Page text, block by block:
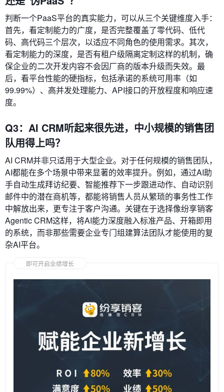
判断一个PaaS平台的真实能力，可以从三个关键维度入手：
首先，看定制能力的广度，是否完整覆盖了零代码、低代
码、高代码三个层次，以适应不同角色的使用需求。其次，
看定制能力的深度，是否有租户级隔离定制这样的机制，确
保企业的二次开发内容不会因厂商的版本升级而失效。最
后，看平台性能的硬指标，包括承诺的系统可用率（如
99.99%）、高并发处理能力、API接口的开放程度和响应速
度。
Q3：AI CRM听起来很先进，中小规模的销售团
队用得上吗？
AI CRM并非只适用于大型企业。对于任何规模的销售团队，
AI都能在多个场景中带来显著的效率提升。例如，通过AI助
手自动生成拜访纪要、智能推荐下一步跟进动作、自动识别
邮件中的潜在商机等，都能将销售人员从繁琐的事务性工作
中解放出来，更专注于客户沟通。关键在于选择像纷享销客
Agentic CRM这样，将AI能力深度融入标准产品、开箱即用
的系统，而非那些需要企业专门组建算法团队才能使用的复
杂AI平台。
即可开启业绩增长